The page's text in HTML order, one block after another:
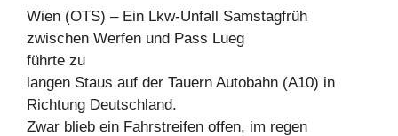
Wien (OTS) – Ein Lkw-Unfall Samstagfrüh
zwischen Werfen und Pass Lueg
führte zu
langen Staus auf der Tauern Autobahn (A10) in
Richtung Deutschland.
Zwar blieb ein Fahrstreifen offen, im regen